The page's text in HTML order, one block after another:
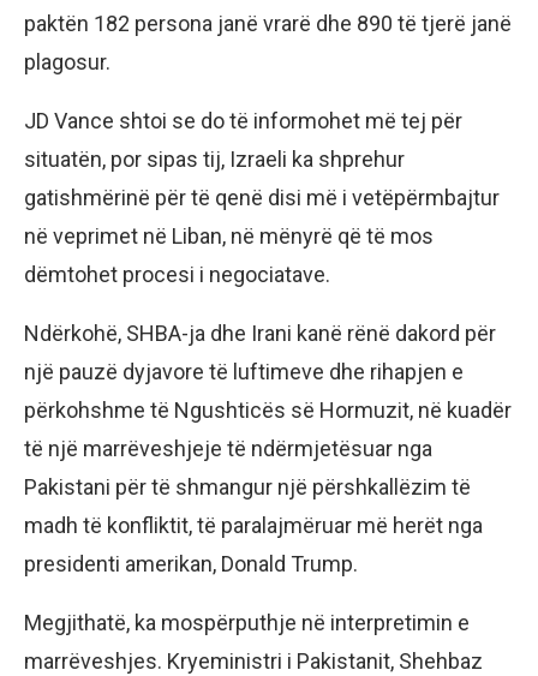
paktën 182 persona janë vrarë dhe 890 të tjerë janë
plagosur.
JD Vance shtoi se do të informohet më tej për
situatën, por sipas tij, Izraeli ka shprehur
gatishmërinë për të qenë disi më i vetëpërmbajtur
në veprimet në Liban, në mënyrë që të mos
dëmtohet procesi i negociatave.
Ndërkohë, SHBA-ja dhe Irani kanë rënë dakord për
një pauzë dyjavore të luftimeve dhe rihapjen e
përkohshme të Ngushticës së Hormuzit, në kuadër
të një marrëveshjeje të ndërmjetësuar nga
Pakistani për të shmangur një përshkallëzim të
madh të konfliktit, të paralajmëruar më herët nga
presidenti amerikan, Donald Trump.
Megjithatë, ka mospërputhje në interpretimin e
marrëveshjes. Kryeministri i Pakistanit, Shehbaz